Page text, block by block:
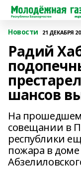
Новости 21 ДЕКАБРЯ
Радий
шансов
На
совещании в
республики
пожара в